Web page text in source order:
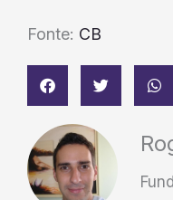
Fonte: CB